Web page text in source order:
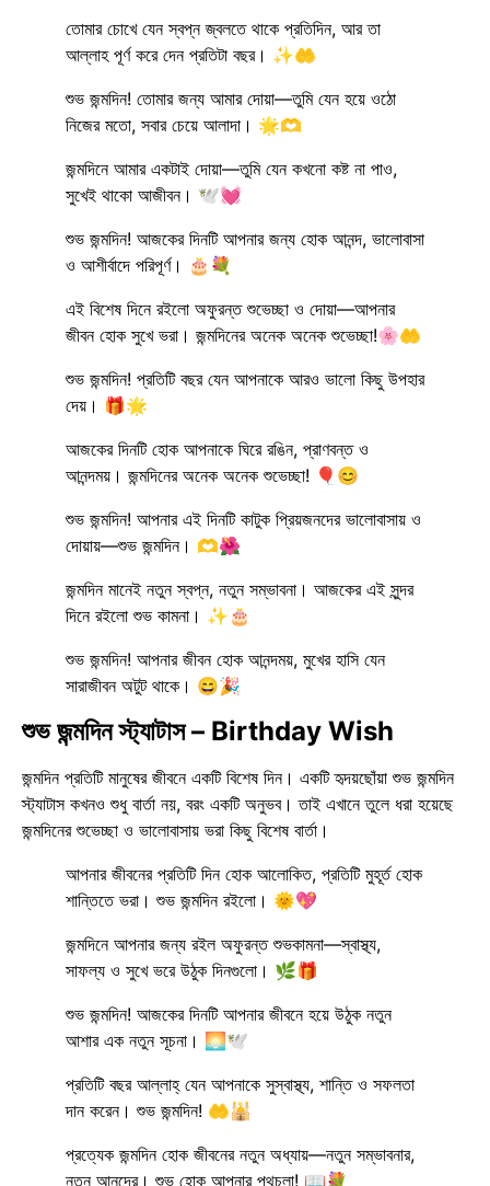
তোমার চোখে যেন স্বপ্ন জ্বলতে থাকে প্রতিদিন, আর তা
আল্লাহ পূর্ণ করে দেন প্রতিটা বছর। ✨🤲
শুভ জন্মদিন! তোমার জন্য আমার দোয়া—তুমি যেন হয়ে ওঠো
নিজের মতো, সবার চেয়ে আলাদা। 🌟🫶
জন্মদিনে আমার একটাই দোয়া—তুমি যেন কখনো কষ্ট না পাও,
সুখেই থাকো আজীবন। 🕊️💓
শুভ জন্মদিন! আজকের দিনটি আপনার জন্য হোক আনন্দ, ভালোবাসা
ও আশীর্বাদে পরিপূর্ণ। 🎂💐
এই বিশেষ দিনে রইলো অফুরন্ত শুভেচ্ছা ও দোয়া—আপনার
জীবন হোক সুখে ভরা। জন্মদিনের অনেক অনেক শুভেচ্ছা!🌸🤲
শুভ জন্মদিন! প্রতিটি বছর যেন আপনাকে আরও ভালো কিছু উপহার
দেয়। 🎁🌟
আজকের দিনটি হোক আপনাকে ঘিরে রঙিন, প্রাণবন্ত ও
আনন্দময়। জন্মদিনের অনেক অনেক শুভেচ্ছা! 🎈😊
শুভ জন্মদিন! আপনার এই দিনটি কাটুক প্রিয়জনদের ভালোবাসায় ও
দোয়ায়—শুভ জন্মদিন। 🫶🌺
জন্মদিন মানেই নতুন স্বপ্ন, নতুন সম্ভাবনা। আজকের এই সুন্দর
দিনে রইলো শুভ কামনা। ✨🎂
শুভ জন্মদিন! আপনার জীবন হোক আনন্দময়, মুখের হাসি যেন
সারাজীবন অটুট থাকে। 😄🎉
শুভ জন্মদিন স্ট্যাটাস – Birthday Wish
জন্মদিন প্রতিটি মানুষের জীবনে একটি বিশেষ দিন। একটি হৃদয়ছোঁয়া শুভ জন্মদিন
স্ট্যাটাস কখনও শুধু বার্তা নয়, বরং একটি অনুভব। তাই এখানে তুলে ধরা হয়েছে
জন্মদিনের শুভেচ্ছা ও ভালোবাসায় ভরা কিছু বিশেষ বার্তা।
আপনার জীবনের প্রতিটি দিন হোক আলোকিত, প্রতিটি মুহূর্ত হোক
শান্তিতে ভরা। শুভ জন্মদিন রইলো। 🌞💖
জন্মদিনে আপনার জন্য রইল অফুরন্ত শুভকামনা—স্বাস্থ্য,
সাফল্য ও সুখে ভরে উঠুক দিনগুলো। 🌿🎁
শুভ জন্মদিন! আজকের দিনটি আপনার জীবনে হয়ে উঠুক নতুন
আশার এক নতুন সূচনা। 🌅🕊️
প্রতিটি বছর আল্লাহ্ যেন আপনাকে সুস্বাস্থ্য, শান্তি ও সফলতা
দান করেন। শুভ জন্মদিন! 🤲🕌
প্রত্যেক জন্মদিন হোক জীবনের নতুন অধ্যায়—নতুন সম্ভাবনার,
নতুন আনন্দের। শুভ হোক আপনার পথচলা! 📖💐